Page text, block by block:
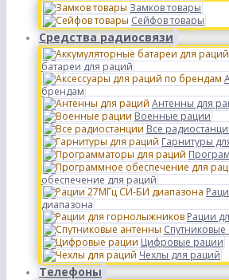
Замков товары
Сейфов товары
Средства радиосвязи
батареи для раций
брендам
Антенны для
Военные рации
Все
Гарнитуры
обеспечение для раций
диапазона
Рации
Цифровые рации
Чехлы для раций
Телефоны